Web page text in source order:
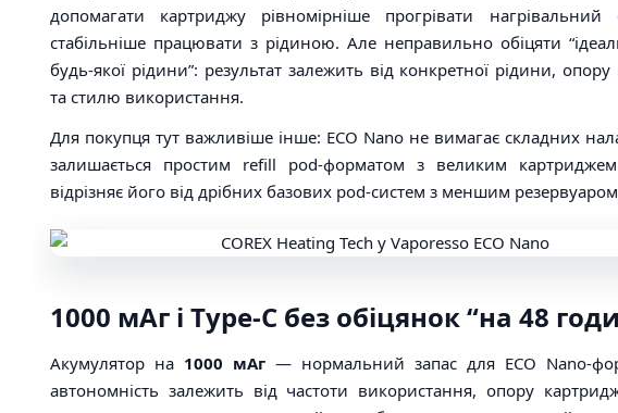
допомагати картриджу рівномірніше прогрівати нагрівальний
стабільніше працювати з рідиною. Але неправильно обіцяти
будь-якої рідини”: результат залежить від конкретної рідини,
та стилю використання.
Для покупця тут важливіше інше: ECO Nano не вимагає складних
залишається простим refill pod-форматом з великим
відрізняє його від дрібних базових pod-систем з меншим
1000 мАг і Type-C без обіцянок “на 48
Акумулятор на 1000 мАг — нормальний запас для ECO Nano-
автономність залежить від частоти використання, опору